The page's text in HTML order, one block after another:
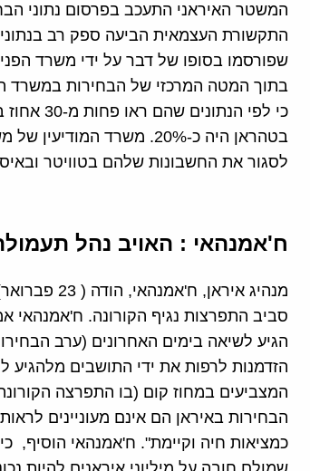
המשטר האיראני התעכב בפרסום נתוני
התקשורת העצמאית הביעה ספק רב
שפורסמו בסופו של דבר על ידי משרד
בתוך המטה המרכזי של הבחירות במשרד
כי לפי
בטהראן היה כ-20%. משרד
לסגור את החשבונות שלהם בטוויטר
ח'אמנהאי : האויב נהל
מנהיג
סביב התפרצות נגיף הקורונה.
הגיע לשיאה בימים האחרונים (ערב
הזדמנות לרפות את ידי התושבים
המצביעים במחוז קום (בו התפרצה
הבחירות באיראן הם אינם מעוניינים
כמציאות חיה וקיימת". ח'אמנהאי הוסיף,